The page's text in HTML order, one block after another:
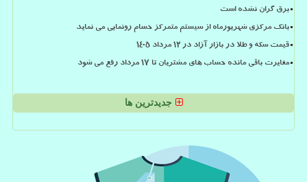
برق گران نشده است
بانک مرکزی شهریورماه از سیستم متمرکز حسام رونمایی می نماید
قیمت سکه و طلا در بازار آزاد در ۱۲ مرداد ۱۴۰۵
مغایرت باقی مانده حساب های مشتریان تا 17 مرداد رفع می شود
جدیدترین ها